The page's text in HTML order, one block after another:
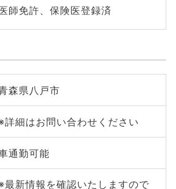
師免許、保険医登録済
森県八戸市
詳細はお問い合わせください
通勤可能
最新情報を確認いたしますので